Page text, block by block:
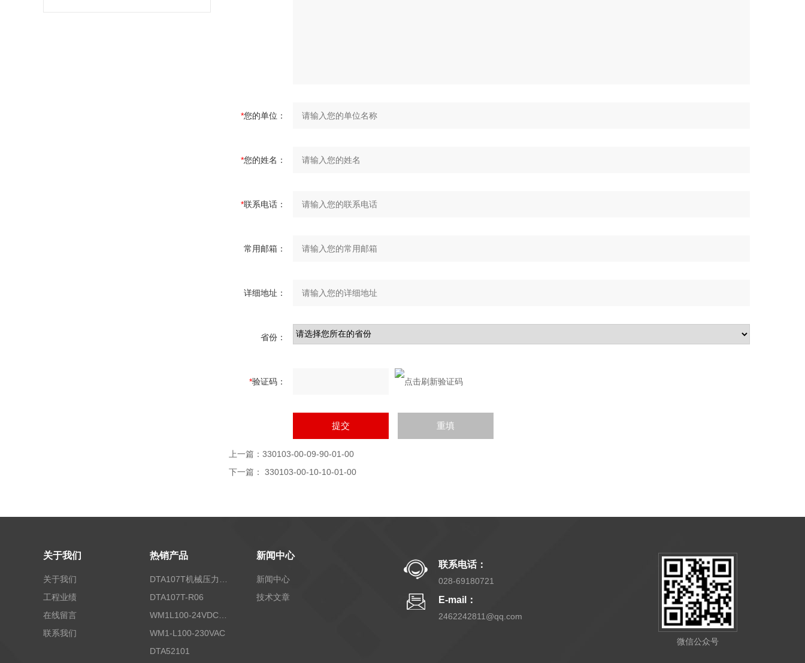
*您的单位：
*您的姓名：
*联系电话：
常用邮箱：
详细地址：
省份：
*验证码：
上一篇： 330103-00-09-90-01-00
下一篇： 330103-00-10-10-01-00
关于我们
关于我们
工程业绩
在线留言
联系我们
热销产品
DTA107T-R06
WM1-L100-230VAC
DTA52101
新闻中心
新闻中心
技术文章
联系电话：
028-69180721
E-mail：
2462242811@qq.com
微信公众号